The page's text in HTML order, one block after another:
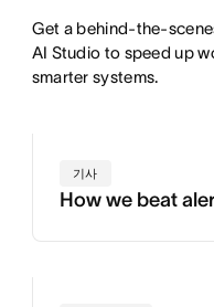
Get a behind-the-
AI Studio to speed up
smarter systems.
기사
How we beat